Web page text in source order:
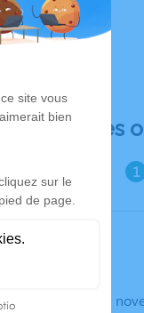
Déroulé des
Le lundi 06